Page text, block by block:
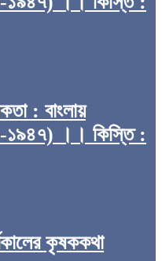
: বাংলায়
১৯৪৭) ।। কিস্তি :
কৃষককথা